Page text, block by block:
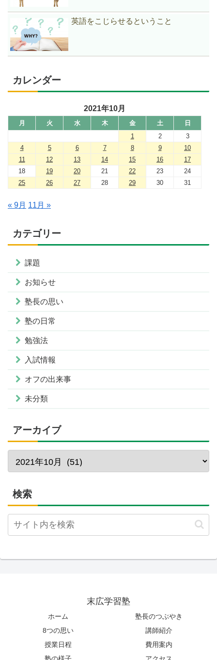
英語をこじらせるということ
カレンダー
2021年10月
月 火 水 木 金 土
日
1
2
3
4
5 6 7 8 9
10
11
12 13 14 15 16
17
18
19 20 21 22 23
24
25
26 27 28 29 30 31
« 9月 11月 »
カテゴリー
課題
お知らせ
塾長の思い
塾の日常
勉強法
入試情報
オフの出来事
未分類
アーカイブ
検索
末広学習塾
ホーム
塾長のつぶやき
8つの思い
講師紹介
授業日程
費用案内
塾の様子
アクセス